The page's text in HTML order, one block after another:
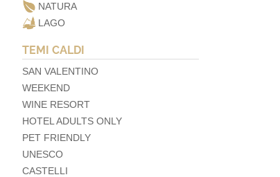
NATURA
LAGO
TEMI CALDI
SAN VALENTINO
WEEKEND
WINE RESORT
HOTEL ADULTS ONLY
PET FRIENDLY
UNESCO
CASTELLI